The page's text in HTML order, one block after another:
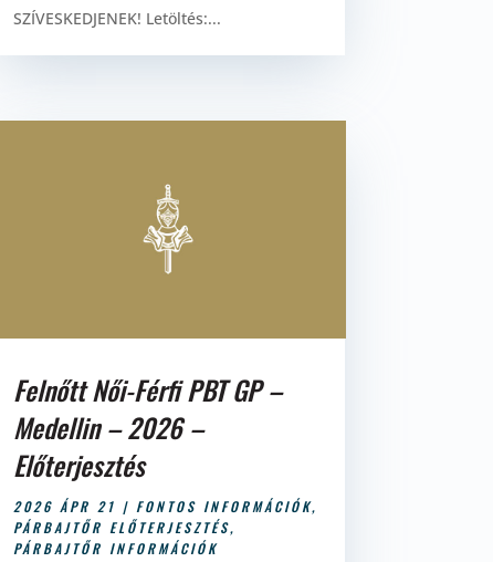
SZÍVESKEDJENEK! Letöltés:...
Felnőtt Női-Férfi PBT GP –
Medellin – 2026 –
Előterjesztés
2026 ÁPR 21 | FONTOS INFORMÁCIÓK,
PÁRBAJTŐR ELŐTERJESZTÉS,
PÁRBAJTŐR INFORMÁCIÓK